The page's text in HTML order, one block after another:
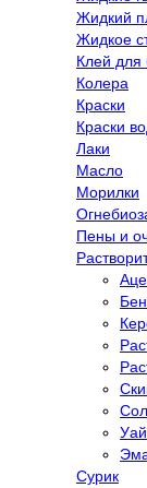
Жидкий
Жидкое
Клей для
Колера
Краски
Краски
Лаки
Масло
Морилки
Пены и
Сурик